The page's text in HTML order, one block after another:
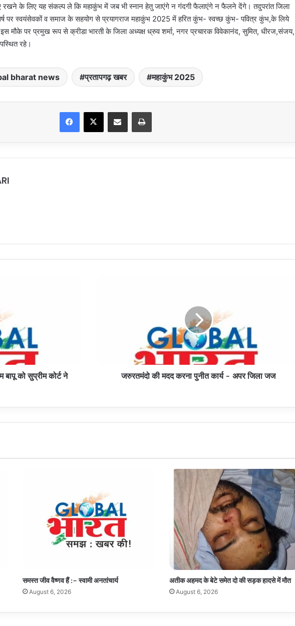
रखने के लिए यह संकल्प ले कि महाकुंभ में जब भी स्नान हेतु जाएंगे न गंदगी फैलाएंगे न फैलने देंगे। तदुपरांत जिला
वर्ष पर स्वयंसेवकों व समाज के सहयोग से प्रयागराज महाकुंभ 2025 में हरित कुंभ- स्वच्छ कुंभ- पवित्र कुंभ,के लिये
मौके पर प्रमुख रूप से क्रीडा भारती के जिला अध्यक्ष ध्रुव शर्मा, नगर प्रचारक विवेकानंद, सुमित, धीरज,संजय,
रहे।
bharat news प्रतापगढ़ खबर महाकुंभ 2025
Facebook
X Share via Email Print
को सुप्रीम कोर्ट ने
जरुरतमंदो की मदद करना पुनीत कार्य - अपर जिला जज
समस्त जीव वैष्णव हैं :– स्वामी अनतांचार्य
August 6, 2026
अतीक अहमद के बेटे समेत दो की सड़क हादसे में मौत
August 6, 2026